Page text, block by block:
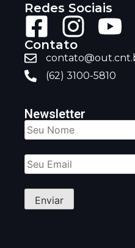
Redes Sociais
Contato
(62) 3100-5810
Newsletter